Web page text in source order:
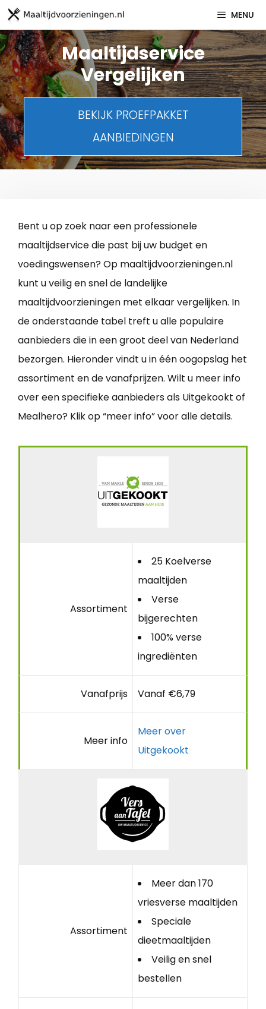
Spring
naar
inhoud
MENU
Maaltijdservice
Vergelijken
BEKIJK PROEFPAKKET
AANBIEDINGEN
Bent u op zoek naar een professionele
maaltijdservice die past bij uw budget en
voedingswensen? Op maaltijdvoorzieningen.nl
kunt u veilig en snel de landelijke
maaltijdvoorzieningen met elkaar vergelijken. In
de onderstaande tabel treft u alle populaire
aanbieders die in een groot deel van Nederland
bezorgen. Hieronder vindt u in één oogopslag het
assortiment en de vanafprijzen. Wilt u meer info
over een specifieke aanbieders als Uitgekookt of
Mealhero? Klik op “meer info” voor alle details.
Assortiment
25 Koelverse
maaltijden
Verse
bijgerechten
100% verse
ingrediënten
Vanafprijs Vanaf €6,79
Meer info
Meer over
Uitgekookt
Assortiment
Meer dan 170
vriesverse maaltijden
Speciale
dieetmaaltijden
Veilig en snel
bestellen